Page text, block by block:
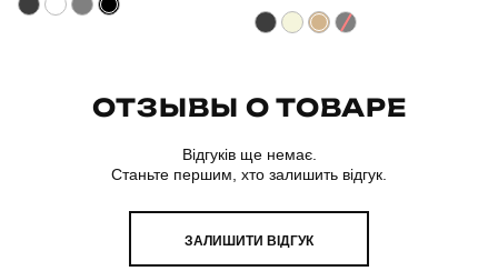
ОТЗЫВЫ О ТОВАРЕ
Відгуків ще немає.
Станьте першим, хто залишить відгук.
ЗАЛИШИТИ ВІДГУК